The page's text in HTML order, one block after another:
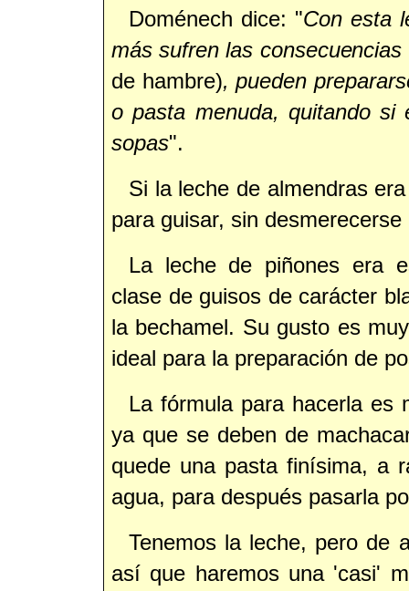
Doménech dice: "Con esta
más sufren las
de hambre), pueden
o pasta menuda, quitando
sopas".
Si la leche de almendras
para guisar, sin
La leche de piñones era
clase de guisos de carácter
la bechamel. Su gusto es
ideal para la preparación de
La fórmula para hacerla es
ya que se deben de
quede una pasta finísima, a
agua, para después pasarla
Tenemos la leche, pero de
así que haremos una 'casi'